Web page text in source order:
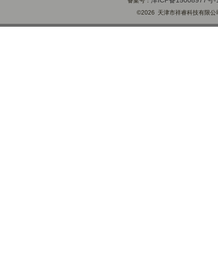
©2026 天津市祥睿科技有限公